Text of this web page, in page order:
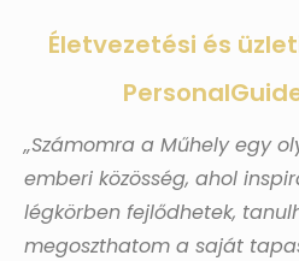
„Számomra a Műhely egy
emberi közösség, ahol
légkörben fejlődhetek,
megoszthatom a saját
Életvezetési és